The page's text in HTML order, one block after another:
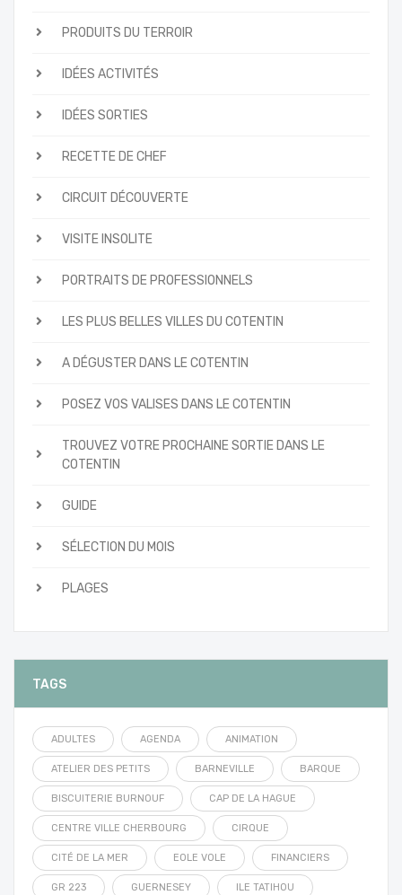
PRODUITS DU TERROIR
IDÉES ACTIVITÉS
IDÉES SORTIES
RECETTE DE CHEF
CIRCUIT DÉCOUVERTE
VISITE INSOLITE
PORTRAITS DE PROFESSIONNELS
LES PLUS BELLES VILLES DU COTENTIN
A DÉGUSTER DANS LE COTENTIN
POSEZ VOS VALISES DANS LE COTENTIN
TROUVEZ VOTRE PROCHAINE SORTIE DANS LE
COTENTIN
GUIDE
SÉLECTION DU MOIS
PLAGES
TAGS
ADULTES AGENDA ANIMATION
ATELIER DES PETITS BARNEVILLE BARQUE
BISCUITERIE BURNOUF CAP DE LA HAGUE
CENTRE VILLE CHERBOURG CIRQUE
CITÉ DE LA MER EOLE VOLE FINANCIERS
GR 223 GUERNESEY ILE TATIHOU